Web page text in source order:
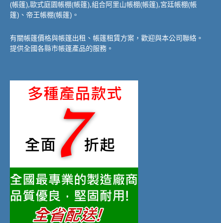
(帳篷),歐式庭園帳棚(帳篷),組合阿里山帳棚(帳篷),宮廷帳棚(帳
篷)、帝王帳棚(帳篷)。
有關帳篷價格與帳篷出租、帳篷租賃方案，歡迎與本公司聯絡。
提供全國各縣市帳篷產品的服務。